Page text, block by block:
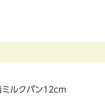
ミルクパン12cm